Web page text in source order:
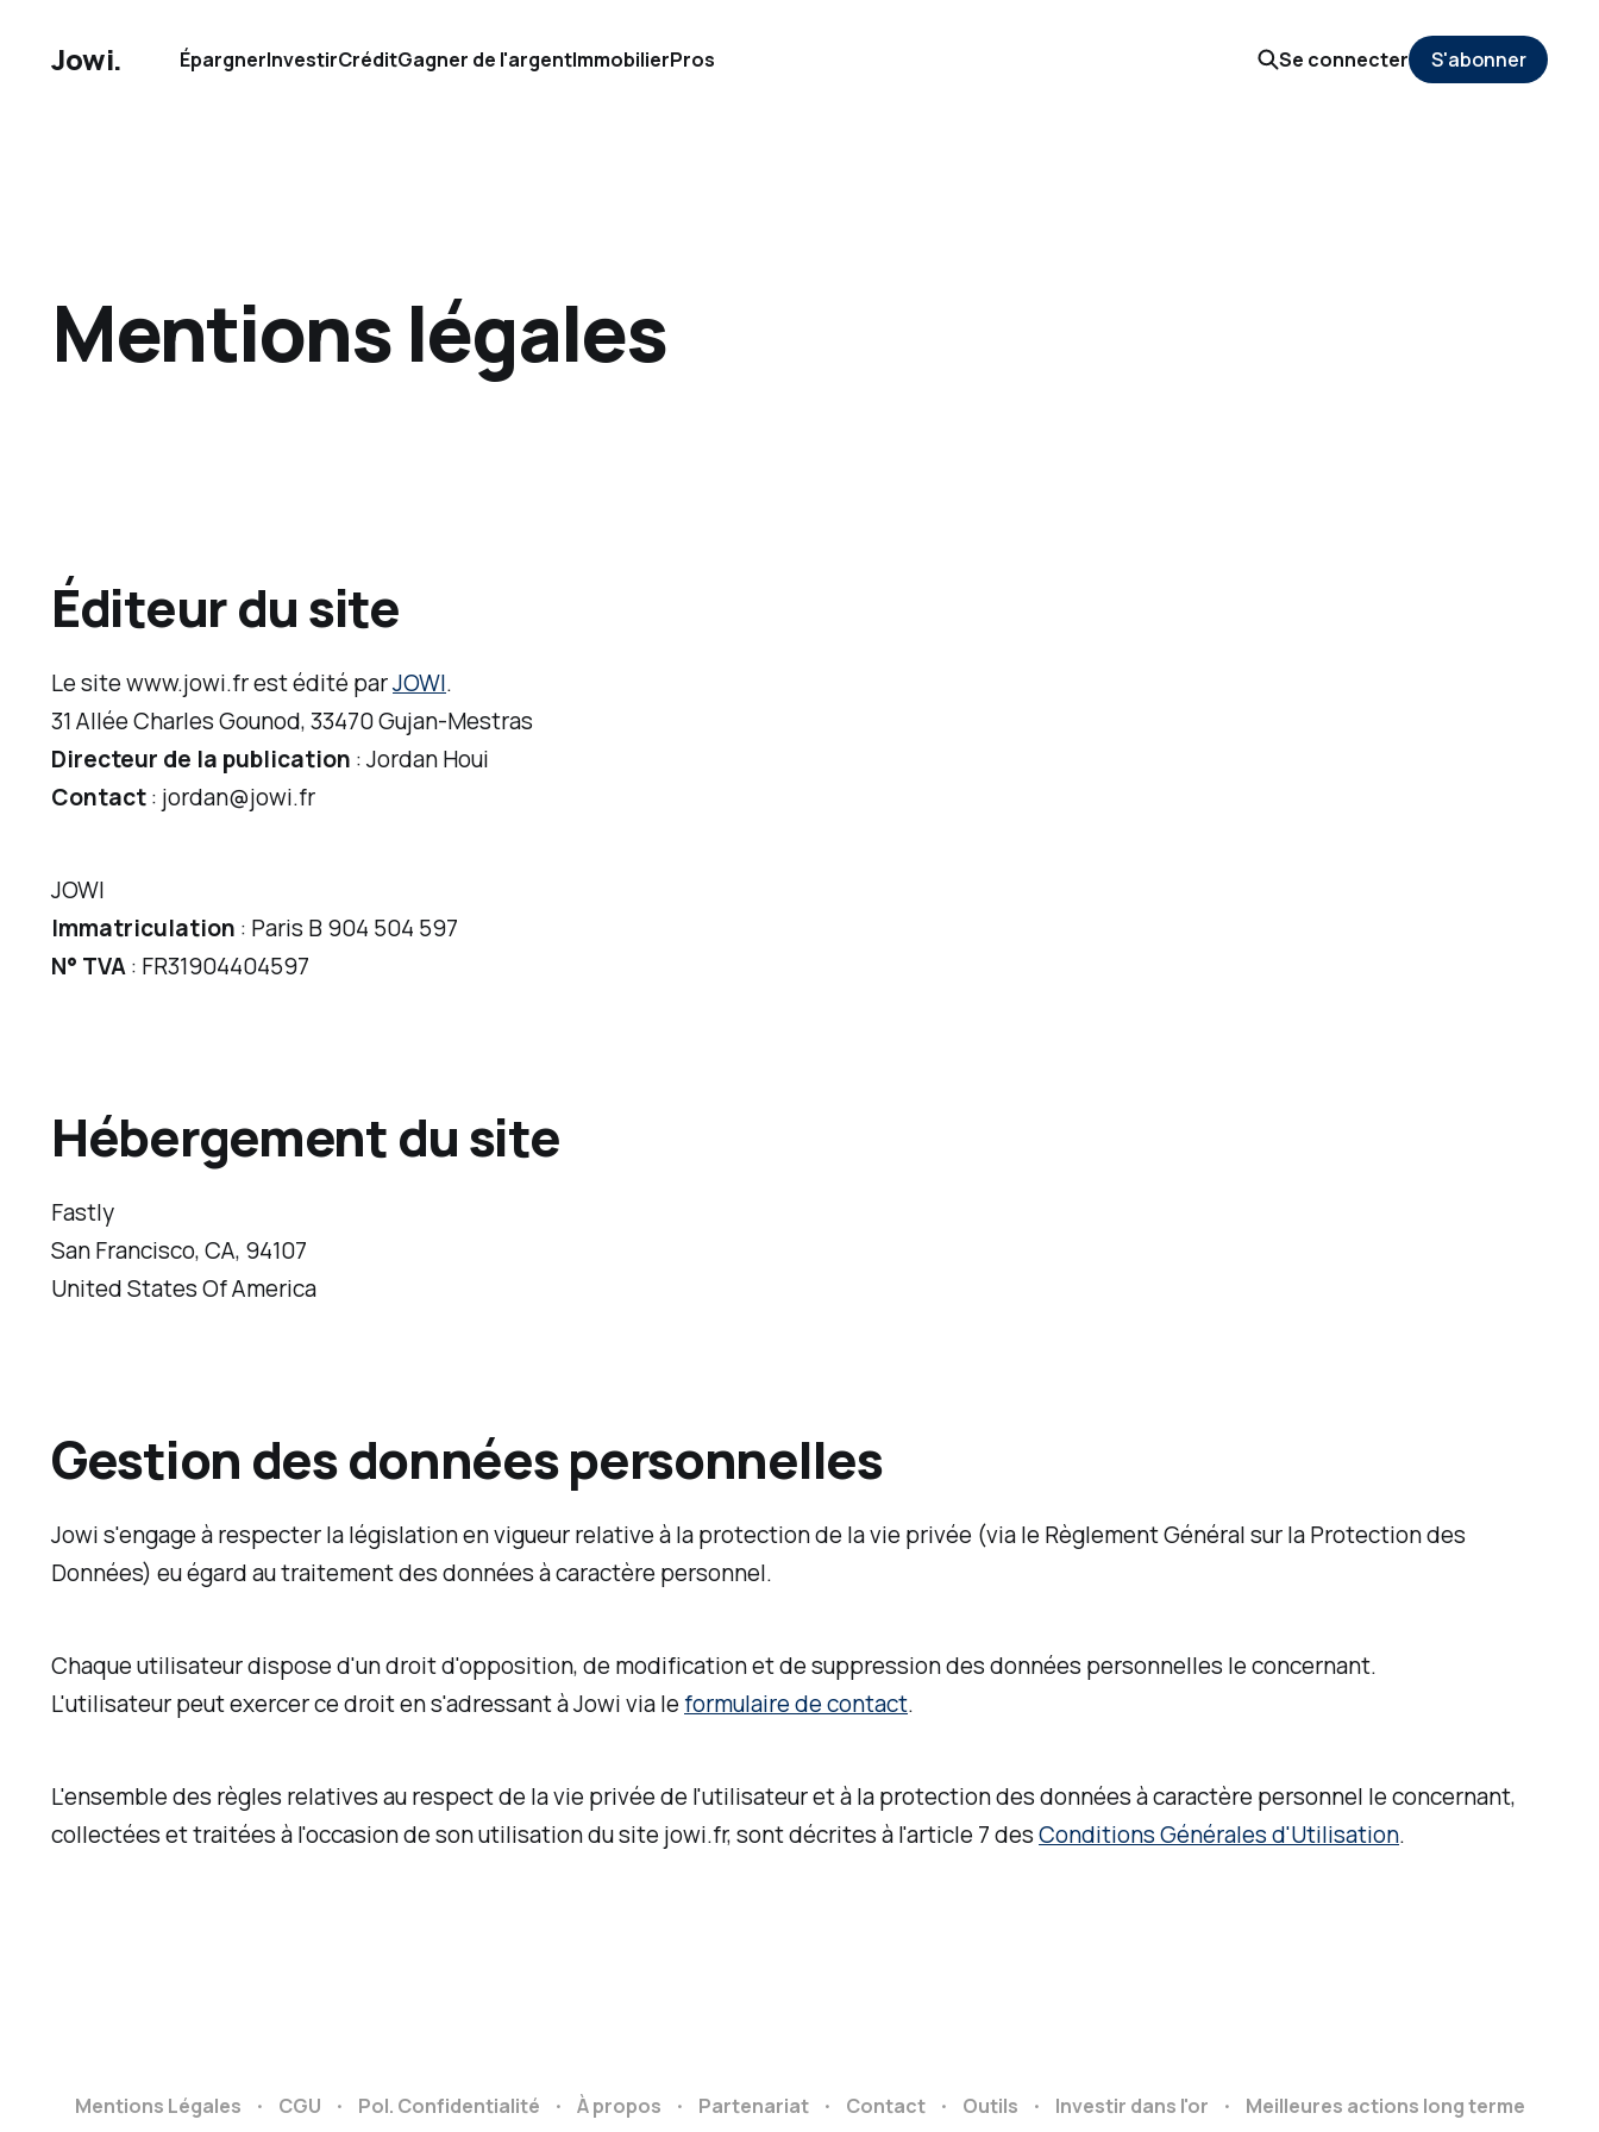
Jowi. ÉpargnerInvestirCréditGagner de l'argentImmobilierPros Se connecter S'abonner
Mentions légales
Éditeur du site
Le site www.jowi.fr est édité parJOWI.
31 Allée Charles Gounod, 33470 Gujan-Mestras
Directeur de la publication : Jordan Houi
Contact: jordan@jowi.fr
JOWI
Immatriculation : Paris B 904 504 597
N° TVA: FR31904404597
Hébergement du site
Fastly
San Francisco, CA, 94107
United States Of America
Gestion des données personnelles
Jowi s'engage à respecter la législation en vigueur relative à la protection de la vie privée (via le Règlement Général sur la Protection des
Données) eu égard au traitement des données à caractère personnel.
Chaque utilisateur dispose d'un droit d'opposition, de modification et de suppression des données personnelles le concernant.
L'utilisateur peut exercer ce droit en s'adressant à Jowi via leformulaire de contact.
L'ensemble des règles relatives au respect de la vie privée de l'utilisateur et à la protection des données à caractère personnel le concernant,
collectées et traitées à l'occasion de son utilisation du site jowi.fr, sont décrites à l'article 7 desConditions Générales d'Utilisation.
Mentions Légales CGU Pol. Confidentialité À propos Partenariat Contact Outils Investir dans l'or Meilleures actions long terme